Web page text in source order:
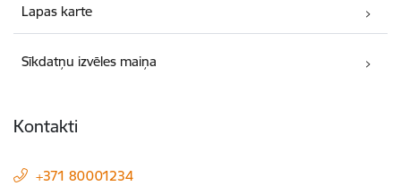
Lapas karte
Sīkdatņu izvēles maiņa
Kontakti
+371 80001234